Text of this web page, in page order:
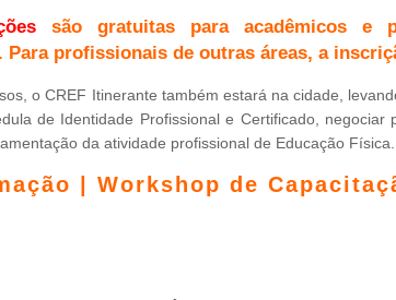
são gratuitas para acadêmicos e
Para profissionais de outras áreas, a
o CREF Itinerante também estará na cidade,
de Identidade Profissional e Certificado,
da atividade profissional de Educação Física.
| Workshop de